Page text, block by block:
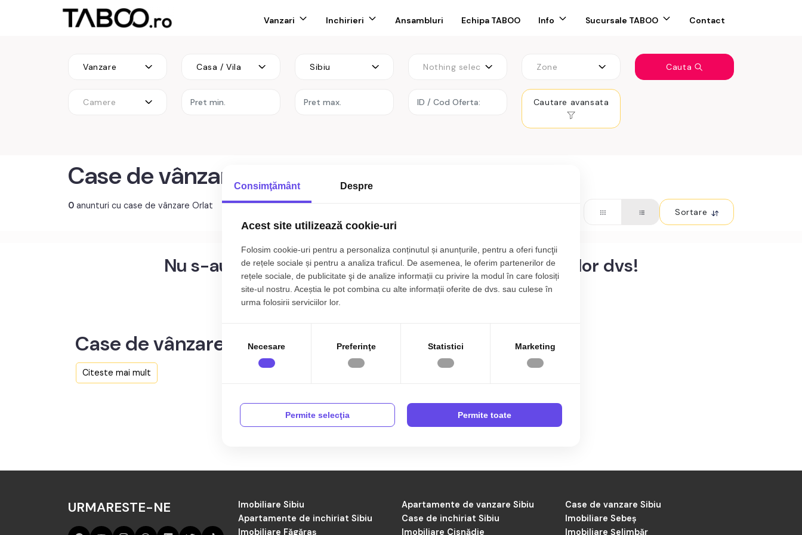
Vanzari Inchirieri Ansambluri Echipa TABOO Info Sucursale TABOO Contact
Vanzare Casa / Vila Sibiu Nothing selected Zone Cauta
Camere
Case de vânzare Orlat
0 anunturi cu case de vânzare Orlat
Sortare
Nu s-au gasit rezultate care sa corespunda criteriilor dvs!
Case de vânzare în Orlat
Aici sunt toate anunțurile active și actualizate de Case de vânzare în Orlat de către agenția TABOO Imobiliare Sibiu.
Citeste mai mult
URMARESTE-NE Imobiliare Sibiu Apartamente de vanzare Sibiu
Case de vanzare Sibiu
Apartamente de inchiriat Sibiu
Case de inchiriat Sibiu
Imobiliare Sebeș
Imobiliare Făgăraș
Imobiliare Cisnădie Imobiliare Șelimbăr
Consimţământ Despre
Acest site utilizează cookie-uri
Folosim cookie-uri pentru a personaliza conținutul și anunțurile, pentru a oferi funcţii
de rețele sociale și pentru a analiza traficul. De asemenea, le oferim partenerilor de
rețele sociale, de publicitate şi de analize informații cu privire la modul în care folosiți
site-ul nostru. Aceștia le pot combina cu alte informații oferite de dvs. sau culese în
urma folosirii serviciilor lor.
Necesare Preferinţe Statistici Marketing
Permite selecţia Permite toate